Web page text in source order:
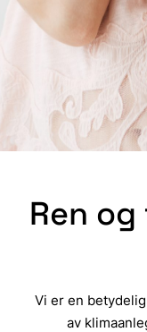
Ren
Vi er en
av